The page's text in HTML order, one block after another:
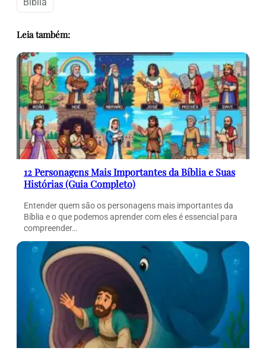
Leia também:
12 Personagens Mais Importantes da Bíblia e Suas
Histórias (Guia Completo)
Entender quem são os personagens mais importantes da
Bíblia e o que podemos aprender com eles é essencial para
compreender…